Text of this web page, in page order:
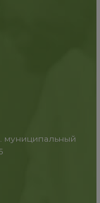
муниципальный